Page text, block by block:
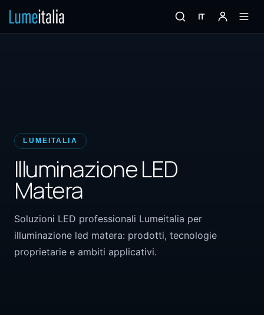
IT
LUMEITALIA
Illuminazione LED
Matera
Soluzioni LED professionali Lumeitalia per
illuminazione led matera: prodotti, tecnologie
proprietarie e ambiti applicativi.